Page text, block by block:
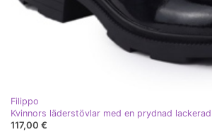
Filippo
Kvinnors läderstövlar med en prydnad
117,00 €